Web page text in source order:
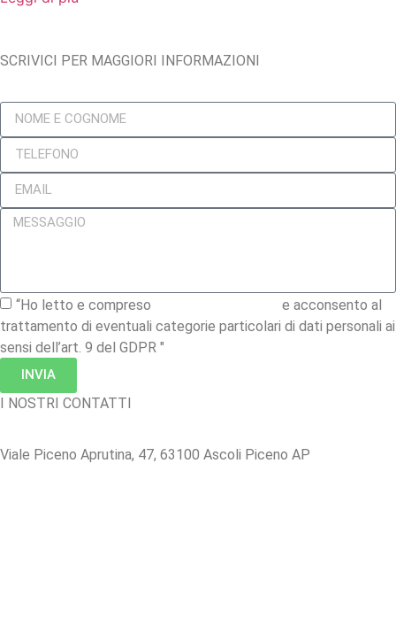
SCRIVICI PER MAGGIORI INFORMAZIONI
“Ho letto e compreso
e acconsento al
trattamento di eventuali categorie particolari di dati personali ai
sensi dell’art. 9 del GDPR "
INVIA
I NOSTRI CONTATTI
Viale Piceno Aprutina, 47, 63100 Ascoli Piceno AP